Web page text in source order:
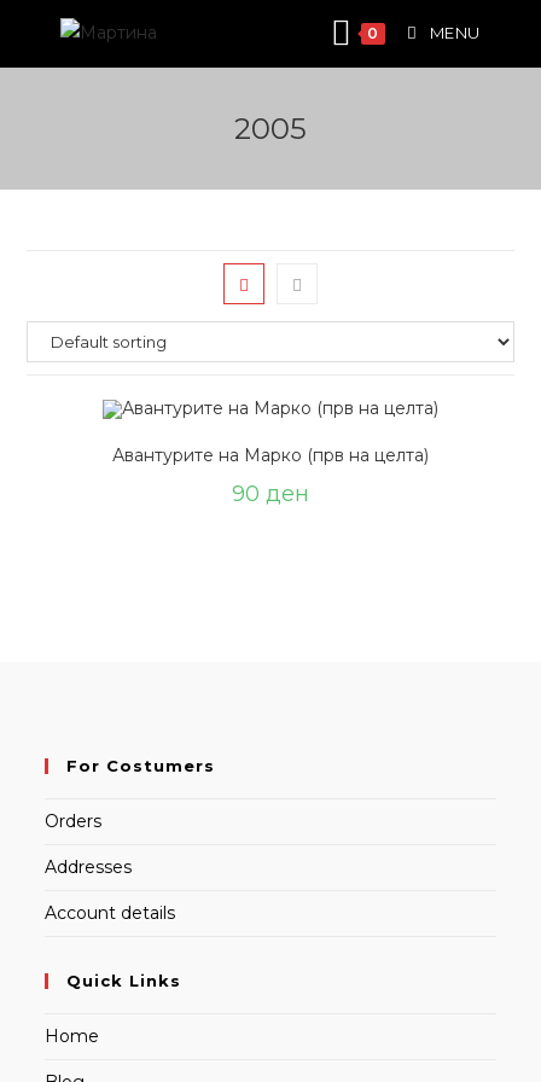
content
0 MENU
2005
Авантурите на Марко (прв на целта)
90 ден
For Costumers
Orders
Addresses
Account details
Quick Links
Home